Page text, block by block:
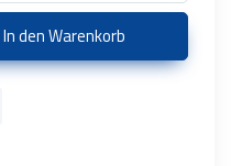
In den Warenkorb